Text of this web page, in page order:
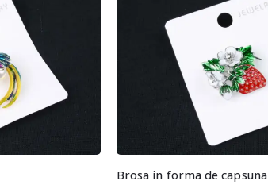
Brosa in forma de capsuna